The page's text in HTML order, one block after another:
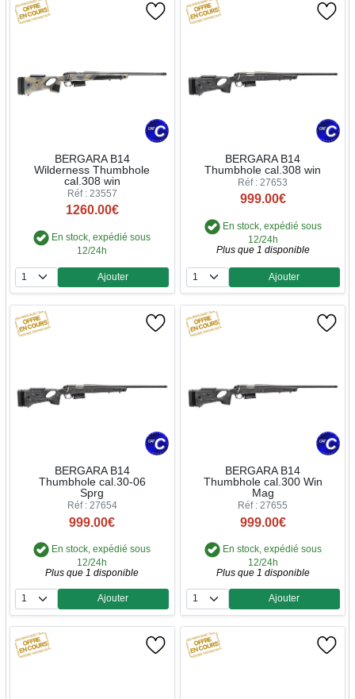
BERGARA B14
Wilderness Thumbhole
cal.308 win
Réf : 23557
1260.00€
En stock, expédié sous
12/24h
Quantité
Ajouter
BERGARA B14
Thumbhole cal.308 win
Réf : 27653
999.00€
En stock, expédié sous
12/24h
Plus que 1 disponible
Quantité
Ajouter
BERGARA B14
Thumbhole cal.30-06
Sprg
Réf : 27654
999.00€
En stock, expédié sous
12/24h
Plus que 1 disponible
Quantité
Ajouter
BERGARA B14
Thumbhole cal.300 Win
Mag
Réf : 27655
999.00€
En stock, expédié sous
12/24h
Plus que 1 disponible
Quantité
Ajouter